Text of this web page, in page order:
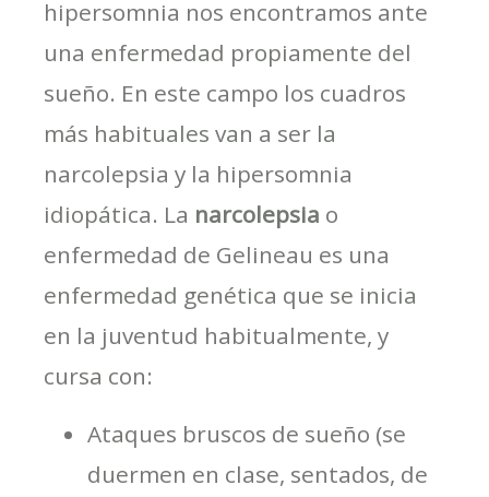
hipersomnia nos encontramos ante
una enfermedad propiamente del
sueño. En este campo los cuadros
más habituales van a ser la
narcolepsia y la hipersomnia
idiopática. La narcolepsia o
enfermedad de Gelineau es una
enfermedad genética que se inicia
en la juventud habitualmente, y
cursa con:
Ataques bruscos de sueño (se
duermen en clase, sentados, de